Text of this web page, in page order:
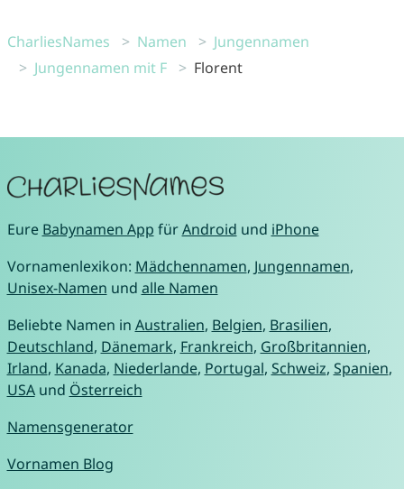
CharliesNames Namen
Jungennamen
Jungennamen mit F
Florent
Eure Babynamen App fürAndroid und iPhone
Vornamenlexikon: Mädchennamen, Jungennamen,
Unisex-Namen und alle Namen
Beliebte Namen in Australien, Belgien, Brasilien,
Deutschland, Dänemark, Frankreich, Großbritannien,
Irland, Kanada, Niederlande, Portugal, Schweiz, Spanien,
USAund Österreich
Namensgenerator
Vornamen Blog